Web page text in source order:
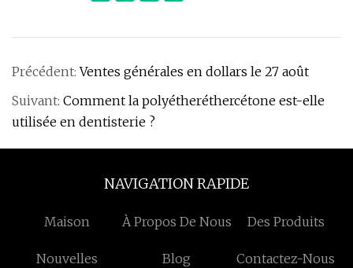
Précédent:Ventes générales en dollars le 27 août
Suivant: Comment la polyétheréthercétone est-elle
utilisée en dentisterie ?
NAVIGATION RAPIDE
Maison À Propos De Nous Des Produits
Nouvelles Blog Contactez-Nous